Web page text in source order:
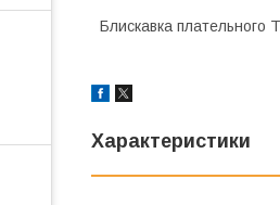
Блискавка плательного
Характеристики